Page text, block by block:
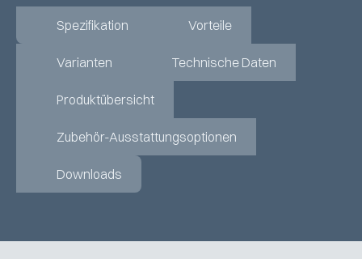
Spezifikation Vorteile
Varianten Technische Daten
Produktübersicht
Zubehör-Ausstattungsoptionen
Downloads